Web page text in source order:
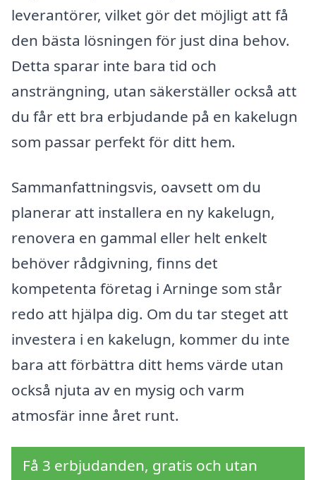
leverantörer, vilket gör det möjligt att få
den bästa lösningen för just dina behov.
Detta sparar inte bara tid och
ansträngning, utan säkerställer också att
du får ett bra erbjudande på en kakelugn
som passar perfekt för ditt hem.
Sammanfattningsvis, oavsett om du
planerar att installera en ny kakelugn,
renovera en gammal eller helt enkelt
behöver rådgivning, finns det
kompetenta företag i Arninge som står
redo att hjälpa dig. Om du tar steget att
investera i en kakelugn, kommer du inte
bara att förbättra ditt hems värde utan
också njuta av en mysig och varm
atmosfär inne året runt.
Få 3 erbjudanden, gratis och utan